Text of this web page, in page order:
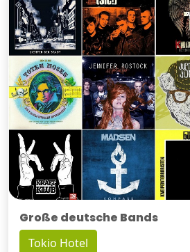
Große deutsche Bands
Tokio Hotel